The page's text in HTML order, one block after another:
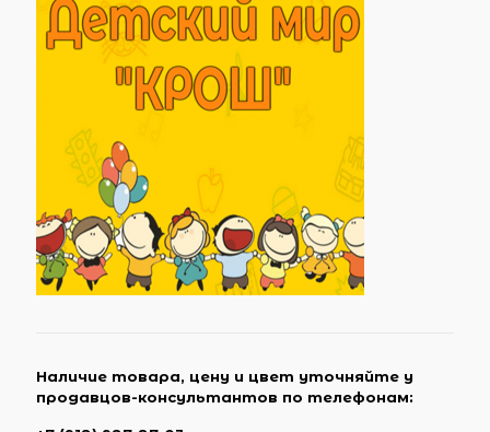
Наличие товара, цену и цвет уточняйте у
продавцов-консультантов по телефонам: